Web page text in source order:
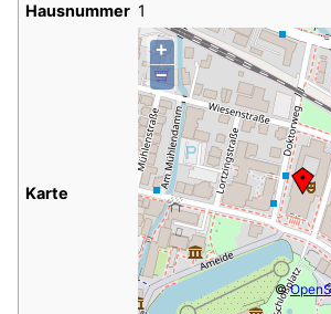
Hausnummer 1
Karte
+
−
©